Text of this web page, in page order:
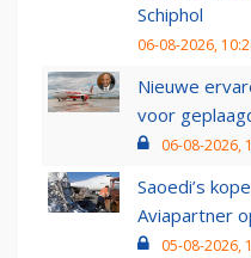
Schiphol
06-08-2026,
Nieuwe
voor
06-08-2026,
Saoedi’s
Aviapartner
05-08-2026,